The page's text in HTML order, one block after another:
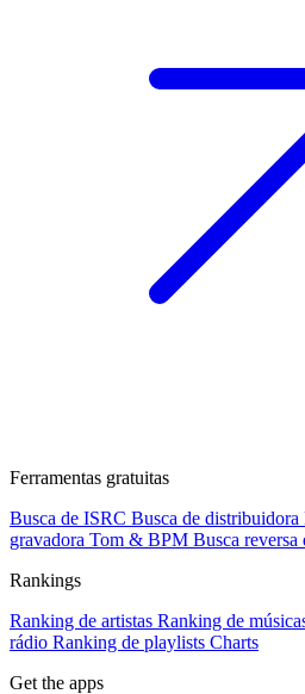
Ferramentas gratuitas
Busca de ISRC Busca de distribuidora
gravadora Tom & BPM Busca reversa
Rankings
Ranking de artistas Ranking de
rádio Ranking de playlists Charts
Get the apps